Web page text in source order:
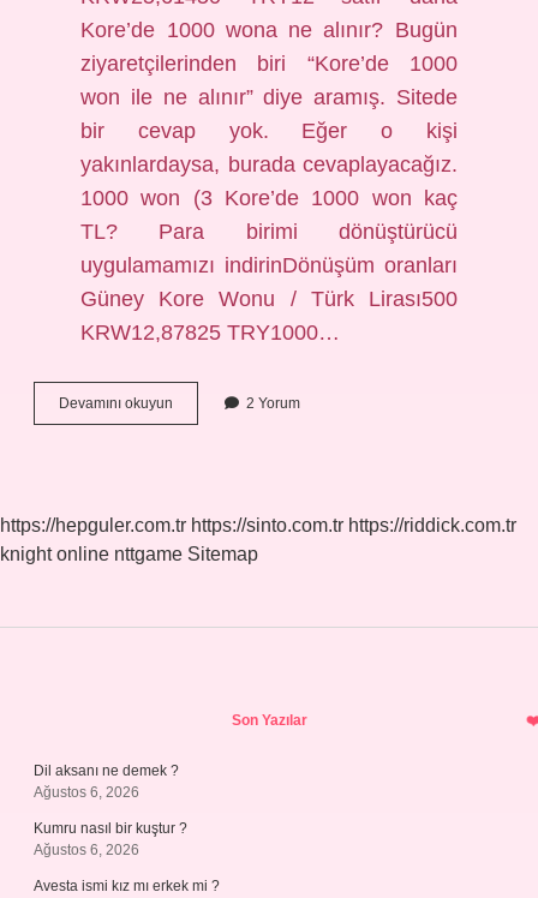
Kore’de 1000 wona ne alınır? Bugün
ziyaretçilerinden biri “Kore’de 1000
won ile ne alınır” diye aramış. Sitede
bir cevap yok. Eğer o kişi
yakınlardaysa, burada cevaplayacağız.
1000 won (3 Kore’de 1000 won kaç
TL? Para birimi dönüştürücü
uygulamamızı indirinDönüşüm oranları
Güney Kore Wonu / Türk Lirası500
KRW12,87825 TRY1000…
Devamını okuyun
Tl
2 Yorum
https://hepguler.com.tr https://sinto.com.tr https://riddick.com.tr
knight online nttgame Sitemap
Son Yazılar
Dil aksanı ne demek ?
Ağustos 6, 2026
Kumru nasıl bir kuştur ?
Ağustos 6, 2026
Avesta ismi kız mı erkek mi ?